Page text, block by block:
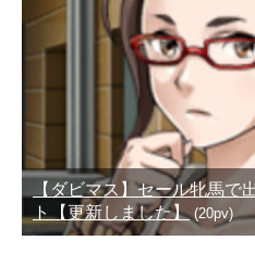
【ダビマス】セール牝馬で
ト【更新しました】(20pv)